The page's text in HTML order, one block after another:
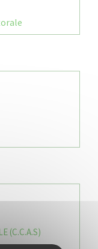
(C.C.A.S)